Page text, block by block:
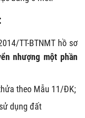
TT-BTNMT hồ sơ
nhượng một phần
theo Mẫu 11/ĐK;
dụng đất